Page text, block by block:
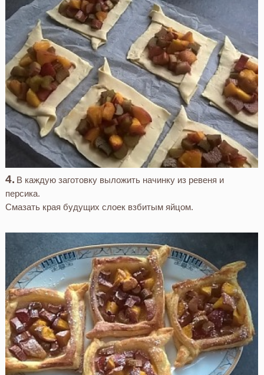
В каждую заготовку выложить начинку из ревеня и
персика.
Смазать края будущих слоек взбитым яйцом.